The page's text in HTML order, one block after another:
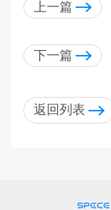
上一篇
下一篇
返回列表